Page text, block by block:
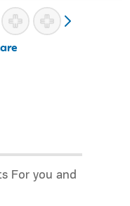
For you and